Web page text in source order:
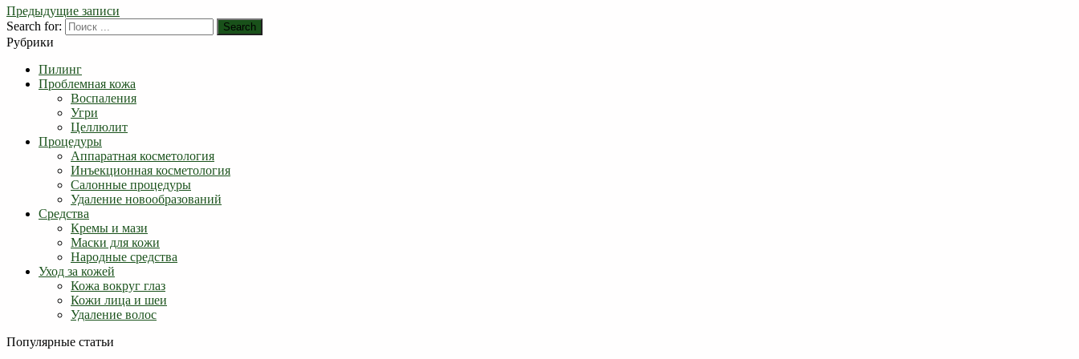
Предыдущие записи
Search for:
Search
Рубрики
Пилинг
Проблемная кожа
Воспаления
Угри
Целлюлит
Процедуры
Аппаратная косметология
Инъекционная косметология
Салонные процедуры
Удаление новообразований
Средства
Кремы и мази
Маски для кожи
Народные средства
Уход за кожей
Кожа вокруг глаз
Кожи лица и шеи
Удаление волос
Популярные статьи